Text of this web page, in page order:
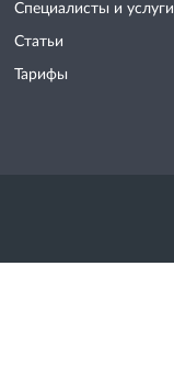
Специалисты и услуги
Статьи
Тарифы